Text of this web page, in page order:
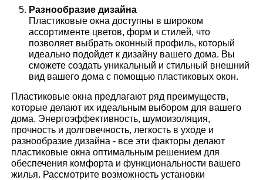
Разнообразие дизайна
Пластиковые окна доступны в широком
ассортименте цветов, форм и стилей, что
позволяет выбрать оконный профиль, который
идеально подойдет к дизайну вашего дома. Вы
сможете создать уникальный и стильный внешний
вид вашего дома с помощью пластиковых окон.
Пластиковые окна предлагают ряд преимуществ,
которые делают их идеальным выбором для вашего
дома. Энергоэффективность, шумоизоляция,
прочность и долговечность, легкость в уходе и
разнообразие дизайна - все эти факторы делают
пластиковые окна оптимальным решением для
обеспечения комфорта и функциональности вашего
жилья. Рассмотрите возможность установки